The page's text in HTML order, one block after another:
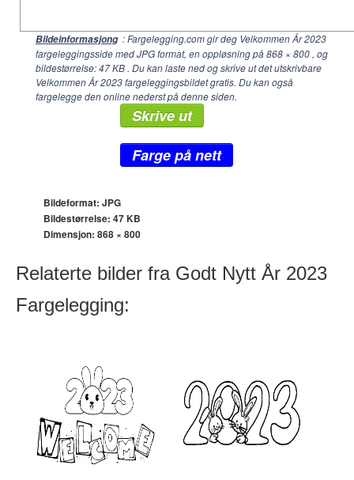
Bildeinformasjong : Fargelegging.com gir deg Velkommen År 2023
fargeleggingsside med JPG format, en oppløsning på868 × 800 , og
bildestørrelse: 47 KB . Du kan laste ned og skrive ut det utskrivbare
Velkommen År 2023 fargeleggingsbildet gratis. Du kan også
fargelegge den online nederst på denne siden.
Skrive ut
Farge på nett
Bildeformat: JPG
Bildestørrelse: 47 KB
Dimensjon: 868 × 800
Relaterte bilder fra Godt Nytt År 2023
Fargelegging: